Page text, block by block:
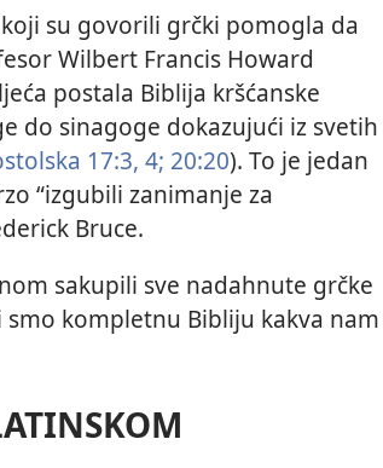
su govorili grčki pomogla da
Wilbert Francis Howard
postala Biblija kršćanske
do sinagoge dokazujući iz svetih
17:3, 4; 20:20). To je jedan
“izgubili zanimanje za
Bruce.
sakupili sve nadahnute grčke
smo kompletnu Bibliju kakva nam